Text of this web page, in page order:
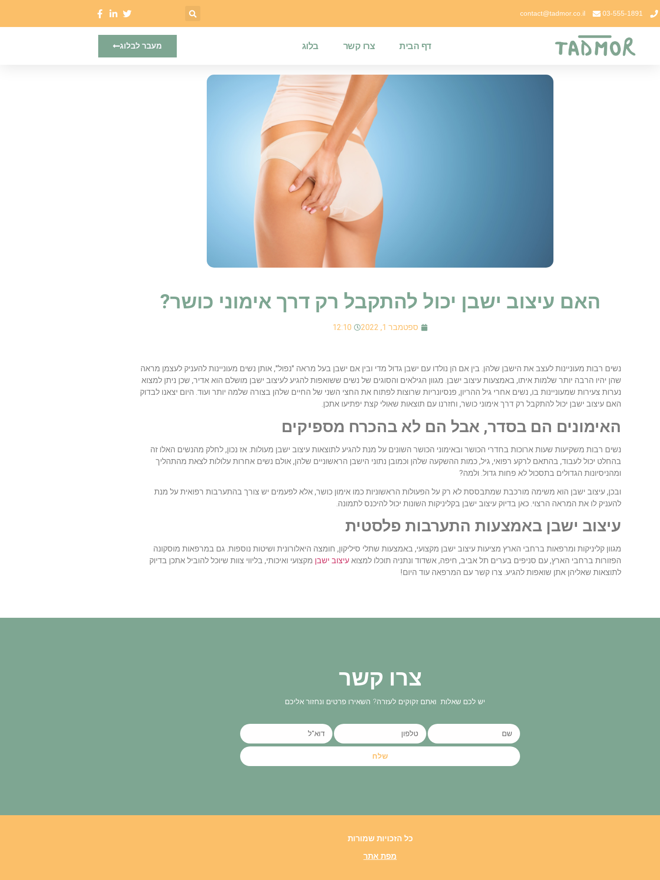
03-555-1891
contact@tadmor.co.il
דף הבית צרו קשר בלוג מעבר לבלוג
האם עיצוב ישבן יכול להתקבל רק דרך אימוני כושר?
ספטמבר 1, 2022 12:10
נשים רבות מעוניינות לעצב את הישבן שלהן. בין אם הן נולדו עם ישבן גדול מדי ובין אם ישבן בעל מראה "נפול", אותן נשים מעוניינות להעניק לעצמן מראה
שהן יהיו הרבה יותר שלמות איתו, באמצעות עיצוב ישבן. מגוון הגילאים והסוגים של נשים ששואפות להגיע לעיצוב ישבן מושלם הוא אדיר, שכן ניתן למצוא
נערות צעירות שמעוניינות בו, נשים אחרי גיל ההריון, פנסיונריות שרוצות לפתוח את החצי השני של החיים שלהן בצורה שלמה יותר ועוד. היום יצאנו לבדוק
האם עיצוב ישבן יכול להתקבל רק דרך אימוני כושר, וחזרנו עם תוצאות שאולי קצת יפתיעו אתכן.
האימונים הם בסדר, אבל הם לא בהכרח מספיקים
נשים רבות משקיעות שעות ארוכות בחדרי הכושר ובאימוני הכושר השונים על מנת להגיע לתוצאות עיצוב ישבן מעולות. אז נכון, לחלק מהנשים האלו זה
בהחלט יכול לעבוד, בהתאם לרקע רפואי, גיל, כמות ההשקעה שלהן וכמובן נתוני הישבן הראשוניים שלהן, אולם נשים אחרות עלולות לצאת מהתהליך
ומהניסיונות הגדולים בתסכול לא פחות גדול. ולמה?
ובכן, עיצוב ישבן הוא משימה מורכבת שמתבססת לא רק על הפעולות הראשוניות כמו אימון כושר, אלא לפעמים יש צורך בהתערבות רפואית על מנת
להעניק לו את המראה הרצוי. כאן בדיוק עיצוב ישבן בקליניקות השונות יכול להיכנס לתמונה.
עיצוב ישבן באמצעות התערבות פלסטית
מגוון קליניקות ומרפאות ברחבי הארץ מציעות עיצוב ישבן מקצועי, באמצעות שתלי סיליקון, חומצה היאלורונית ושיטות נוספות. גם במרפאות מוסקונה
הפזורות ברחבי הארץ, עם סניפים בערים תל אביב, חיפה, אשדוד ונתניה תוכלו למצוא עיצוב ישבן מקצועי ואיכותי, בליווי צוות שיוכל להוביל אתכן בדיוק
לתוצאות שאליהן אתן שואפות להגיע. צרו קשר עם המרפאה עוד היום!
צרו קשר
יש לכם שאלות ואתם זקוקים לעזרה? השאירו פרטים ונחזור אליכם
שלח
כל הזכויות שמורות
מפת אתר